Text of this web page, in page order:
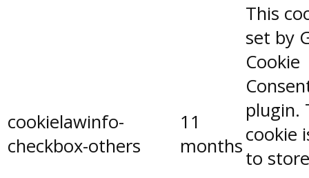
cookielawinfo-
checkbox-others
11
months
This
set by
Cookie
plugin.
cookie
to